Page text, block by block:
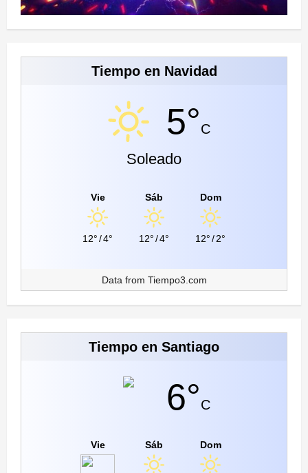
Tiempo en Navidad
5°C
Soleado
Vie
12°/4°
Sáb
12°/4°
Dom
12°/2°
Data from Tiempo3.com
Tiempo en Santiago
6°C
Vie Sáb Dom